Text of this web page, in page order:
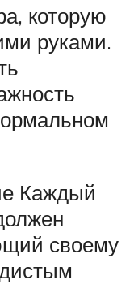
которую
руками.
Каждый
своему